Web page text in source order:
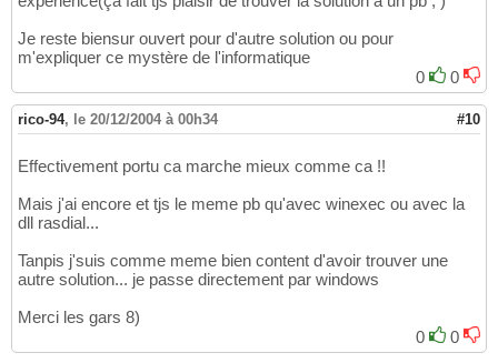
Je reste biensur ouvert pour d'autre solution ou pour
m'expliquer ce mystère de l'informatique
0
0
rico-94, le 20/12/2004 à 00h34 #10
Effectivement portu ca marche mieux comme ca !!
Mais j'ai encore et tjs le meme pb qu'avec winexec ou avec la
dll rasdial...
Tanpis j'suis comme meme bien content d'avoir trouver une
autre solution... je passe directement par windows
Merci les gars 8)
0
0